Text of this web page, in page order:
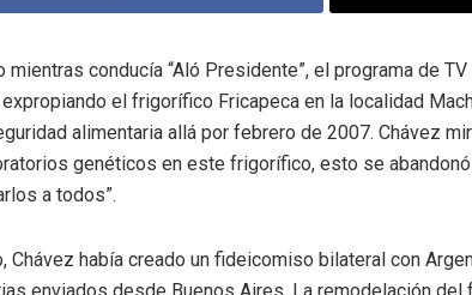
conducía “Aló Presidente”, el programa de
el frigorífico Fricapeca en la localidad
alimentaria allá por febrero de 2007. Chávez
genéticos en este frigorífico, esto se
a todos”.
Chávez había creado un fideicomiso bilateral con